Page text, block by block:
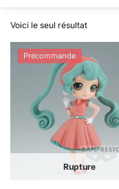
Voici le seul résultat
Précommande
Rupture